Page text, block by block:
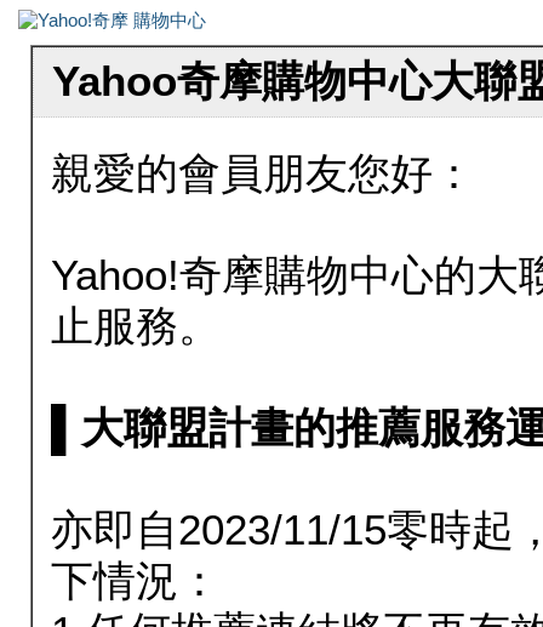
Yahoo奇摩購物中心大聯
親愛的會員朋友您好：
Yahoo!奇摩購物中心的大
止服務。
▌大聯盟計畫的推薦服務
亦即自2023/11/15零時起
下情況：